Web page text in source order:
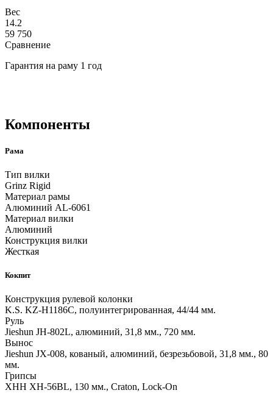
Вес
14.2
59 750
Сравнение
Гарантия на раму 1 год
Компоненты
Рама
Тип вилки
Grinz Rigid
Материал рамы
Алюминий AL-6061
Материал вилки
Алюминий
Конструкция вилки
Жесткая
Кокпит
Конструкция рулевой колонки
K.S. KZ-H1186C, полуинтегрированная, 44/44 мм.
Руль
Jieshun JH-802L, алюминий, 31,8 мм., 720 мм.
Вынос
Jieshun JX-008, кованый, алюминий, безрезьбовой, 31,8 мм., 80
мм.
Грипсы
XHH XH-56BL, 130 мм., Craton, Lock-On